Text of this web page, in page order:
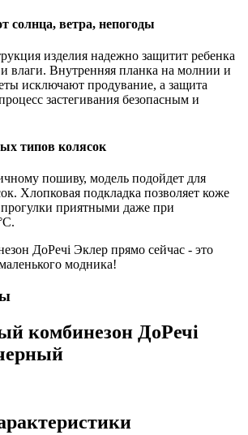
солнца, ветра, непогоды
изделия надежно защитит ребенка
влаги. Внутренняя планка на молнии и
исключают продувание, а защита
застегивания безопасным и
типов колясок
пошиву, модель подойдет для
Хлопковая подкладка позволяет коже
приятными даже при
ДоРечі Эклер прямо сейчас - это
модника!
комбинезон ДоРечі